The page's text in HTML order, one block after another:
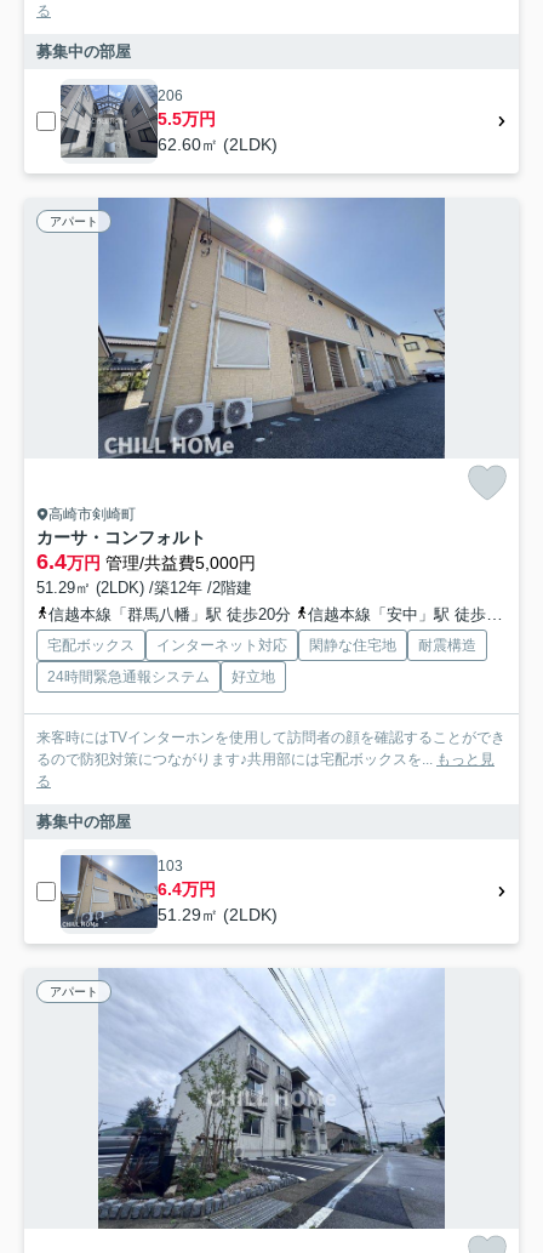
る
募集中の部屋
206
5.5万円
62.60㎡ (2LDK)
アパート
高崎市剣崎町
カーサ・コンフォルト
6.4万円 管理/共益費5,000円
51.29㎡ (2LDK) /築12年 /2階建
信越本線「群馬八幡」駅 徒歩20分
信越本線「安中」駅 徒歩48分
宅配ボックス インターネット対応 閑静な住宅地
耐震構造
24時間緊急通報システム
好立地
来客時にはTVインターホンを使用して訪問者の顔を確認することができ
るので防犯対策につながります♪共用部には宅配ボックスを... もっと見
る
募集中の部屋
103
6.4万円
51.29㎡ (2LDK)
アパート